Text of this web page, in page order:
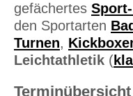
gefächertes
den Sportarten
Turnen,
Leichtathletik (
Terminübersicht